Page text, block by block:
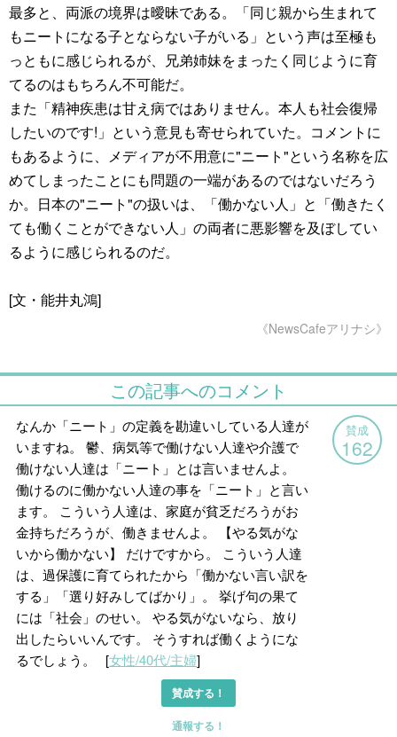
最多と、両派の境界は曖昧である。「同じ親から生まれて
もニートになる子とならない子がいる」という声は至極も
っともに感じられるが、兄弟姉妹をまったく同じように育
てるのはもちろん不可能だ。
また「精神疾患は甘え病ではありません。本人も社会復帰
したいのです!」という意見も寄せられていた。コメントに
もあるように、メディアが不用意に"ニート"という名称を広
めてしまったことにも問題の一端があるのではないだろう
か。日本の"ニート"の扱いは、「働かない人」と「働きたく
ても働くことができない人」の両者に悪影響を及ぼしてい
るように感じられるのだ。
[文・能井丸鴻]
《NewsCafeアリナシ》